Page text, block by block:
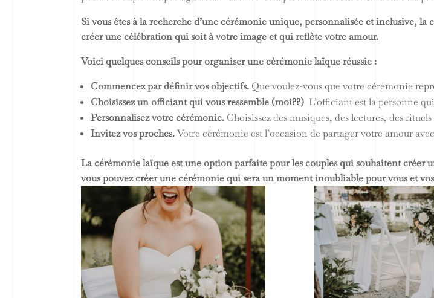
Si vous êtes à la recherche d’une cérémonie unique, personnalisée et inclusive,
créer une célébration qui soit à votre image et qui reflète votre amour.
Voici quelques conseils pour organiser une cérémonie laïque réussie :
Commencez par définir vos objectifs. Que voulez-vous que votre cérémonie
Choisissez un officiant qui vous ressemble (moi??) L’officiant est la personne
Personnalisez votre cérémonie. Choisissez des musiques, des lectures, des
Invitez vos proches.Votre cérémonie est l’occasion de partager votre amour
La cérémonie laïque est une option parfaite pour les couples qui souhaitent
vous pouvez créer une cérémonie qui sera un moment inoubliable pour vous et